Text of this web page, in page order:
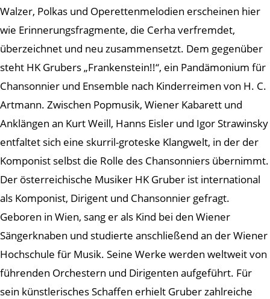
Walzer, Polkas und Operettenmelodien erscheinen hier
wie Erinnerungsfragmente, die Cerha verfremdet,
überzeichnet und neu zusammensetzt. Dem gegenüber
steht HK Grubers „Frankenstein!!“, ein Pandämonium für
Chansonnier und Ensemble nach Kinderreimen von H. C.
Artmann. Zwischen Popmusik, Wiener Kabarett und
Anklängen an Kurt Weill, Hanns Eisler und Igor Strawinsky
entfaltet sich eine skurril-groteske Klangwelt, in der der
Komponist selbst die Rolle des Chansonniers übernimmt.
Der österreichische Musiker HK Gruber ist international
als Komponist, Dirigent und Chansonnier gefragt.
Geboren in Wien, sang er als Kind bei den Wiener
Sängerknaben und studierte anschließend an der Wiener
Hochschule für Musik. Seine Werke werden weltweit von
führenden Orchestern und Dirigenten aufgeführt. Für
sein künstlerisches Schaffen erhielt Gruber zahlreiche